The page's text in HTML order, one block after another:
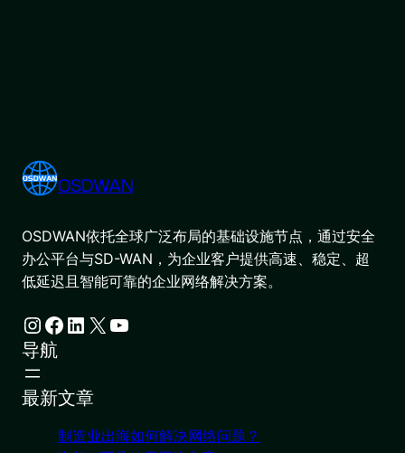
OSDWAN
OSDWAN依托全球广泛布局的基础设施节点，通过安全
办公平台与SD-WAN，为企业客户提供高速、稳定、超
低延迟且智能可靠的企业网络解决方案。
Instagram Facebook LinkedIn X YouTube
导航
最新文章
制造业出海如何解决网络问题？